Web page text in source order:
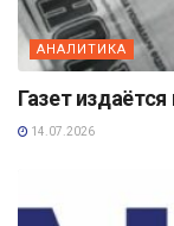
АНАЛИТИКА
Газет
14.07.2026